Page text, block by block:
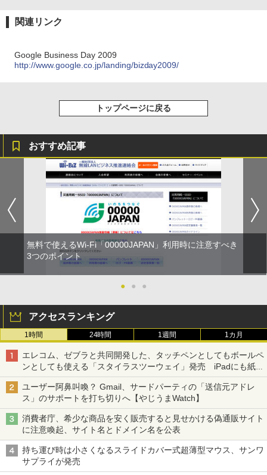
関連リンク
Google Business Day 2009
http://www.google.co.jp/landing/bizday2009/
トップページに戻る
おすすめ記事
無料で使えるWi-Fi「00000JAPAN」利用時に注意すべき
3つのポイント
● ● ●
アクセスランキング
1時間 24時間 1週間 1カ月
エレコム、ゼブラと共同開発した、タッチペンとしてもボールペ
ンとしても使える「スタイラスツーウェイ」発売 iPadにも紙に
も、持ち替えずに書き込める
ユーザー阿鼻叫喚？ Gmail、サードパーティの「送信元アドレ
ス」のサポートを打ち切りへ【やじうまWatch】
消費者庁、希少な商品を安く販売すると見せかける偽通販サイト
に注意喚起、サイト名とドメイン名を公表
持ち運び時は小さくなるスライドカバー式超薄型マウス、サンワ
サプライが発売